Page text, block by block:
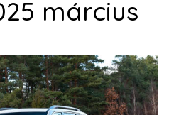
március